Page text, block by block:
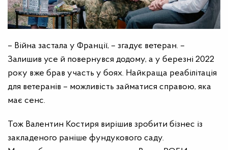
– Війна застала у Франції, – згадує ветеран. –
Залишив усе й повернувся додому, а у березні 2022
року вже брав участь у боях. Найкраща реабілітація
для ветеранів – можливість займатися справою, яка
має сенс.
Тож Валентин Костиря вирішив зробити бізнес із
закладеного раніше фундукового саду.